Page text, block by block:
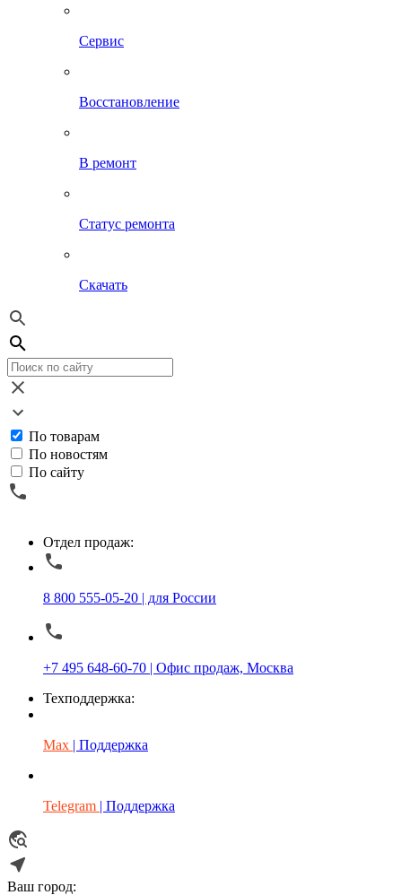
Сервис
Восстановление
В ремонт
Статус ремонта
Скачать
По товарам
По новостям
По сайту
Отдел продаж:
8 800 555-05-20 | для России
+7 495 648-60-70 | Офис продаж, Москва
Техподдержка:
Max | Поддержка
Telegram | Поддержка
Ваш город: